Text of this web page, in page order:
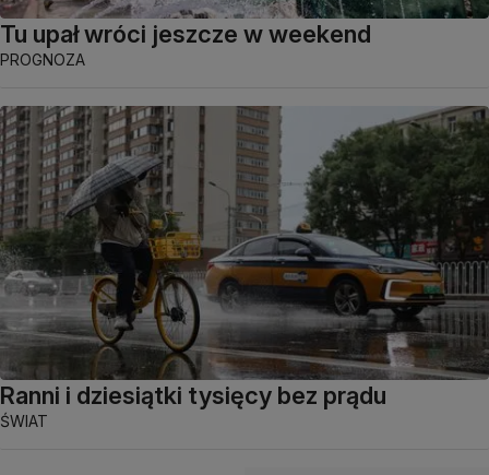
Tu upał wróci jeszcze w weekend
PROGNOZA
Ranni i dziesiątki tysięcy bez prądu
ŚWIAT